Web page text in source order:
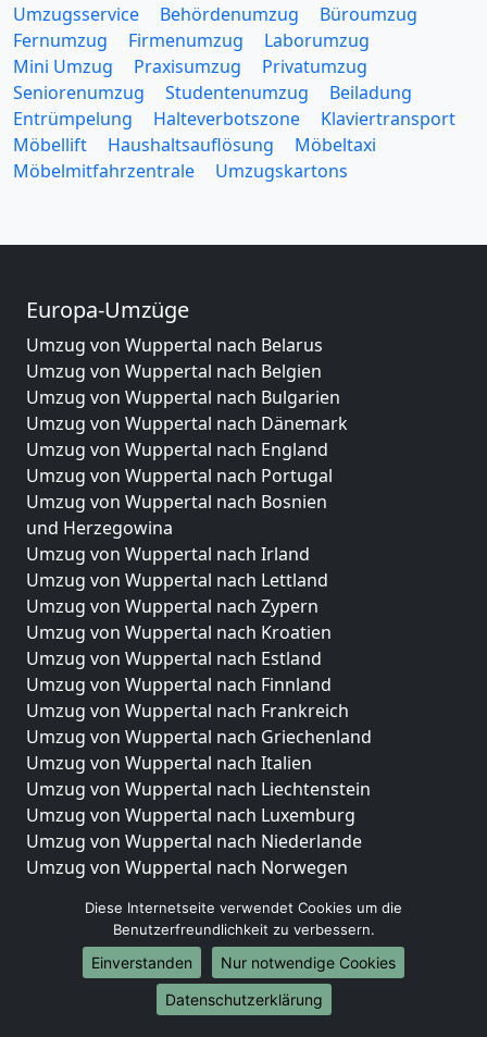
Umzugsservice Behördenumzug
Büroumzug
Fernumzug
Firmenumzug
Laborumzug
Mini Umzug
Praxisumzug
Privatumzug
Seniorenumzug
Studentenumzug
Beiladung
Entrümpelung
Halteverbotszone
Klaviertransport
Möbellift
Haushaltsauflösung
Möbeltaxi
Möbelmitfahrzentrale
Umzugskartons
Europa-Umzüge
Umzug von Wuppertal nach Belarus
Umzug von Wuppertal nach Belgien
Umzug von Wuppertal nach Bulgarien
Umzug von Wuppertal nach Dänemark
Umzug von Wuppertal nach England
Umzug von Wuppertal nach Portugal
Umzug von Wuppertal nach Bosnien
und Herzegowina
Umzug von Wuppertal nach Irland
Umzug von Wuppertal nach Lettland
Umzug von Wuppertal nach Zypern
Umzug von Wuppertal nach Kroatien
Umzug von Wuppertal nach Estland
Umzug von Wuppertal nach Finnland
Umzug von Wuppertal nach Frankreich
Umzug von Wuppertal nach Griechenland
Umzug von Wuppertal nach Italien
Umzug von Wuppertal nach Liechtenstein
Umzug von Wuppertal nach Luxemburg
Umzug von Wuppertal nach Niederlande
Umzug von Wuppertal nach Norwegen
Umzüge-Deutschlandweit
Umzug von Wuppertal nach Berlin
Umzug von Wuppertal nach Hamburg
Umzug von Wuppertal nach München
Umzug von Wuppertal nach Köln
Diese Internetseite verwendet Cookies um die
Benutzerfreundlichkeit zu verbessern.
Einverstanden
Nur notwendige Cookies
Datenschutzerklärung